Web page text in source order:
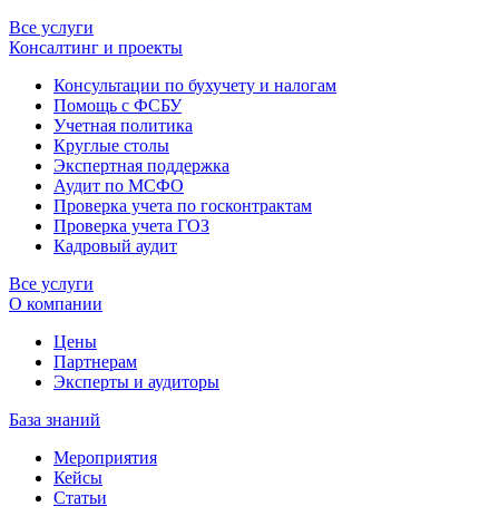
Все услуги
Консалтинг и проекты
Консультации по бухучету и налогам
Помощь с ФСБУ
Учетная политика
Круглые столы
Экспертная поддержка
Аудит по МСФО
Проверка учета по госконтрактам
Проверка учета ГОЗ
Кадровый аудит
Все услуги
О компании
Цены
Партнерам
Эксперты и аудиторы
База знаний
Мероприятия
Кейсы
Статьи